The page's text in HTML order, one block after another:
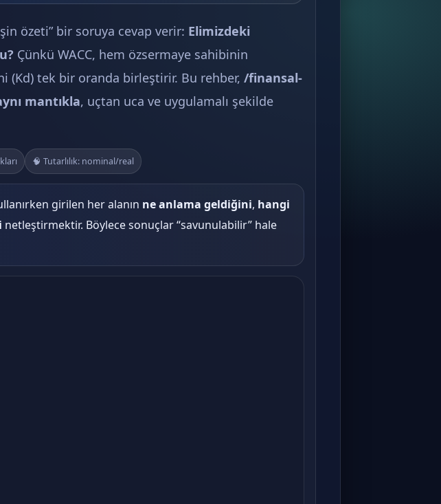
özeti” bir soruya cevap verir: Elimizdeki
Çünkü WACC, hem özsermaye sahibinin
(Kd) tek bir oranda birleştirir. Bu rehber, /finansal-
mantıkla, uçtan uca ve uygulamalı şekilde
🧠 Tutarlılık: nominal/real
girilen her alanın ne anlama geldiğini, hangi
netleştirmektir. Böylece sonuçlar “savunulabilir” hale